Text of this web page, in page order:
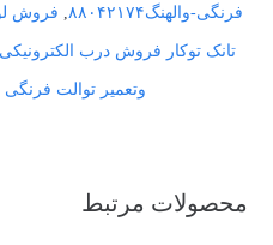
فرنگی-والهنگ۸۸۰۴۲۱۷۴ , فروش
تانک توکار فروش درب
وتعمیر توالت فرنگی
محصولات مرتبط